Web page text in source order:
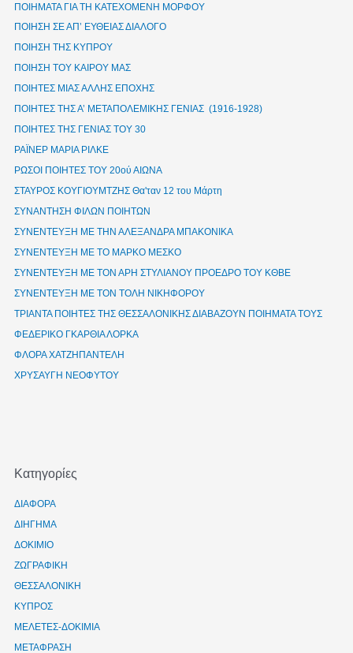
ΠΟΙΗΜΑΤΑ ΓΙΑ ΤΗ ΚΑΤΕΧΟΜΕΝΗ ΜΟΡΦΟΥ
ΠΟΙΗΣΗ ΣΕ ΑΠ’ ΕΥΘΕΙΑΣ ΔΙΑΛΟΓΟ
ΠΟΙΗΣΗ ΤΗΣ ΚΥΠΡΟΥ
ΠΟΙΗΣΗ ΤΟΥ ΚΑΙΡΟΥ ΜΑΣ
ΠΟΙΗΤΕΣ ΜΙΑΣ ΑΛΛΗΣ ΕΠΟΧΗΣ
ΠΟΙΗΤΕΣ ΤΗΣ Α’ ΜΕΤΑΠΟΛΕΜΙΚΗΣ ΓΕΝΙΑΣ (1916-1928)
ΠΟΙΗΤΕΣ ΤΗΣ ΓΕΝΙΑΣ ΤΟΥ 30
ΡΑΪΝΕΡ ΜΑΡΙΑ ΡΙΛΚΕ
ΡΩΣΟΙ ΠΟΙΗΤΕΣ ΤΟΥ 20ού ΑΙΩΝΑ
ΣΤΑΥΡΟΣ ΚΟΥΓΙΟΥΜΤΖΗΣ Θα'ταν 12 του Μάρτη
ΣΥΝΑΝΤΗΣΗ ΦΙΛΩΝ ΠΟΙΗΤΩΝ
ΣΥΝΕΝΤΕΥΞΗ ΜΕ ΤΗΝ ΑΛΕΞΑΝΔΡΑ ΜΠΑΚΟΝΙΚΑ
ΣΥΝΕΝΤΕΥΞΗ ΜΕ ΤΟ ΜΑΡΚΟ ΜΕΣΚΟ
ΣΥΝΕΝΤΕΥΞΗ ΜΕ ΤΟΝ ΑΡΗ ΣΤΥΛΙΑΝΟΥ ΠΡΟΕΔΡΟ ΤΟΥ ΚΘΒΕ
ΣΥΝΕΝΤΕΥΞΗ ΜΕ ΤΟΝ ΤΟΛΗ ΝΙΚΗΦΟΡΟΥ
ΤΡΙΑΝΤΑ ΠΟΙΗΤΕΣ ΤΗΣ ΘΕΣΣΑΛΟΝΙΚΗΣ ΔΙΑΒΑΖΟΥΝ ΠΟΙΗΜΑΤΑ ΤΟΥΣ
ΦΕΔΕΡΙΚΟ ΓΚΑΡΘΙΑ ΛΟΡΚΑ
ΦΛΟΡΑ ΧΑΤΖΗΠΑΝΤΕΛΗ
ΧΡΥΣΑΥΓΗ ΝΕΟΦΥΤΟΥ
Kατηγορίες
ΔΙΑΦΟΡΑ
ΔΙΗΓΗΜΑ
ΔΟΚΙΜΙΟ
ΖΩΓΡΑΦΙΚΗ
ΘΕΣΣΑΛΟΝΙΚΗ
ΚΥΠΡΟΣ
ΜΕΛΕΤΕΣ-ΔΟΚΙΜΙΑ
ΜΕΤΑΦΡΑΣΗ